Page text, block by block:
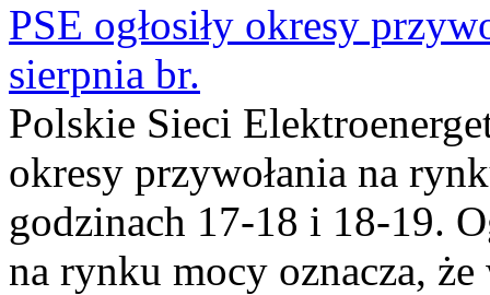
PSE ogłosiły okresy
sierpnia br.
Polskie Sieci
okresy przywołania na
godzinach 17-18 i 18-19.
na rynku mocy oznacza,